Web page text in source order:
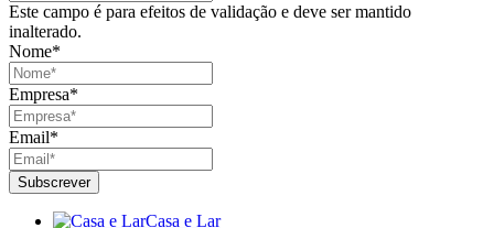
Este campo é para efeitos de validação e deve ser mantido
inalterado.
Nome*
Empresa*
Email*
Casa e Lar